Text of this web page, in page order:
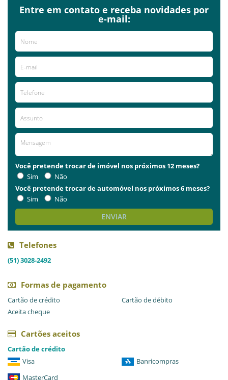
Entre em contato e receba novidades por
e-mail:
Você pretende trocar de imóvel nos próximos 12 meses?
Sim
Não
Você pretende trocar de automóvel nos próximos 6 meses?
Sim
Não
ENVIAR
Telefones
(51) 3028-2492
Formas de pagamento
Cartão de crédito
Cartão de débito
Aceita cheque
Cartões aceitos
Cartão de crédito
Visa
Banricompras
MasterCard